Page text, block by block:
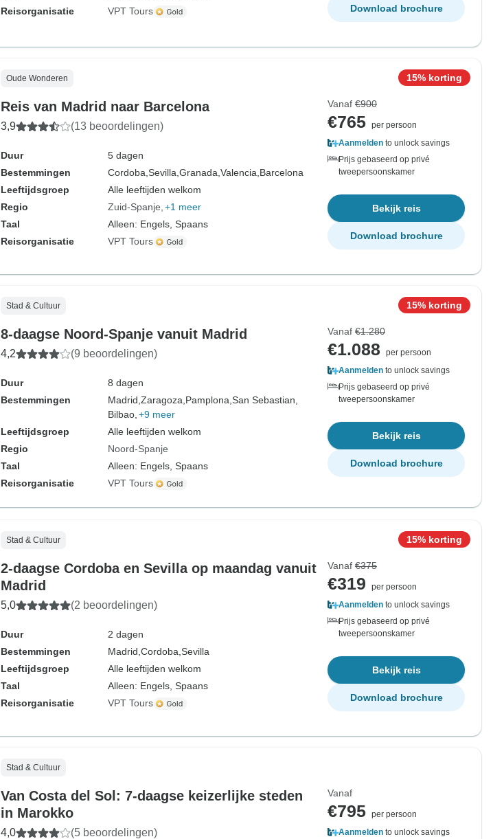
Reisorganisatie
VPT Tours Download brochure
Oude Wonderen
Reis van Madrid naar Barcelona
3,9 (13 beoordelingen)
Duur
5 dagen
Bestemmingen
Cordoba, Sevilla, Granada, Valencia, Barcelona
Leeftijdsgroep
Alle leeftijden welkom
Regio
Zuid-Spanje +1 meer
Taal
Alleen: Engels, Spaans
Reisorganisatie
VPT Tours
15% korting
Vanaf €900
€765 per persoon
Aanmelden to unlock savings
Prijs gebaseerd op privé
tweepersoonskamer
Bekijk reis
Download brochure
Stad & Cultuur
8-daagse Noord-Spanje vanuit Madrid
4,2 (9 beoordelingen)
Duur
8 dagen
Bestemmingen
Madrid, Zaragoza, Pamplona, San Sebastian,
Bilbao, +9 meer
Leeftijdsgroep
Alle leeftijden welkom
Regio
Noord-Spanje
Taal
Alleen: Engels, Spaans
Reisorganisatie
VPT Tours
15% korting
Vanaf €1.280
€1.088
per persoon
Aanmelden to unlock savings
Prijs gebaseerd op privé
tweepersoonskamer
Bekijk reis
Download brochure
Stad & Cultuur
2-daagse Cordoba en Sevilla op maandag vanuit
Madrid
5,0 (2 beoordelingen)
Duur
2 dagen
Bestemmingen
Madrid, Cordoba, Sevilla
Leeftijdsgroep
Alle leeftijden welkom
Taal
Alleen: Engels, Spaans
Reisorganisatie
VPT Tours
15% korting
Vanaf €375
€319
per persoon
Aanmelden to unlock savings
Prijs gebaseerd op privé
tweepersoonskamer
Bekijk reis
Download brochure
Stad & Cultuur
Van Costa del Sol: 7-daagse keizerlijke steden
in Marokko
4,0 (5 beoordelingen)
Vanaf
€795 per persoon
Aanmelden to unlock savings